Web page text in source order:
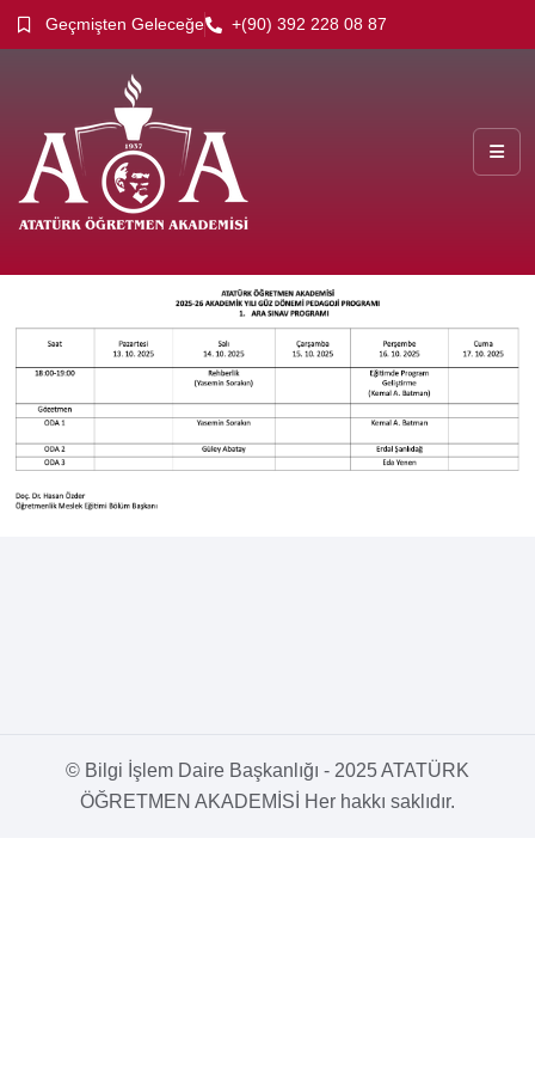
Geçmişten Geleceğe +(90) 392 228 08 87
© Bilgi İşlem Daire Başkanlığı - 2025 ATATÜRK
ÖĞRETMEN AKADEMİSİ Her hakkı saklıdır.